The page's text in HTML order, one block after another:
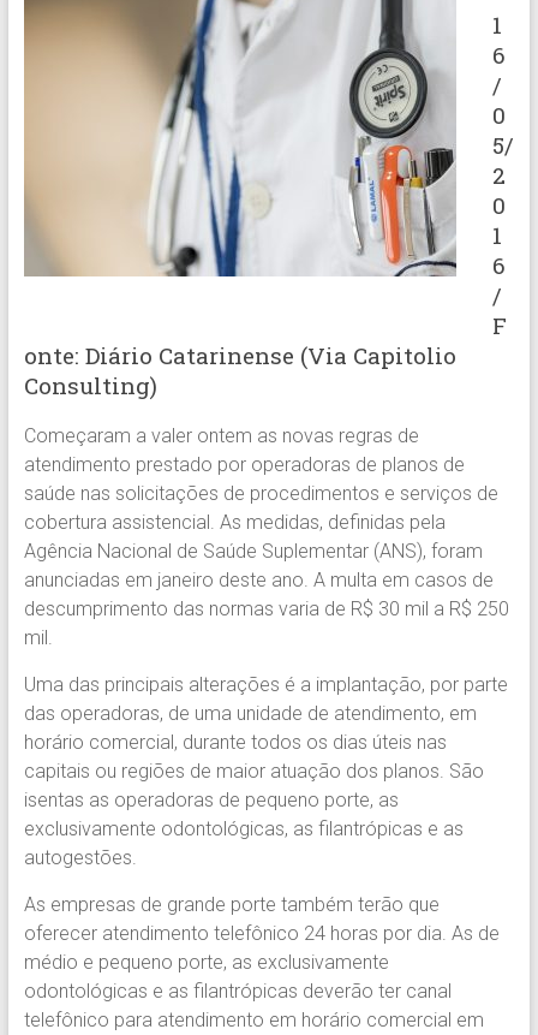
1
6
/
0
5/
2
0
1
6
/
F
onte: Diário Catarinense (Via Capitolio
Consulting)
Começaram a valer ontem as novas regras de
atendimento prestado por operadoras de planos de
saúde nas solicitações de procedimentos e serviços de
cobertura assistencial. As medidas, definidas pela
Agência Nacional de Saúde Suplementar (ANS), foram
anunciadas em janeiro deste ano. A multa em casos de
descumprimento das normas varia de R$ 30 mil a R$ 250
mil.
Uma das principais alterações é a implantação, por parte
das operadoras, de uma unidade de atendimento, em
horário comercial, durante todos os dias úteis nas
capitais ou regiões de maior atuação dos planos. São
isentas as operadoras de pequeno porte, as
exclusivamente odontológicas, as filantrópicas e as
autogestões.
As empresas de grande porte também terão que
oferecer atendimento telefônico 24 horas por dia. As de
médio e pequeno porte, as exclusivamente
odontológicas e as filantrópicas deverão ter canal
telefônico para atendimento em horário comercial em